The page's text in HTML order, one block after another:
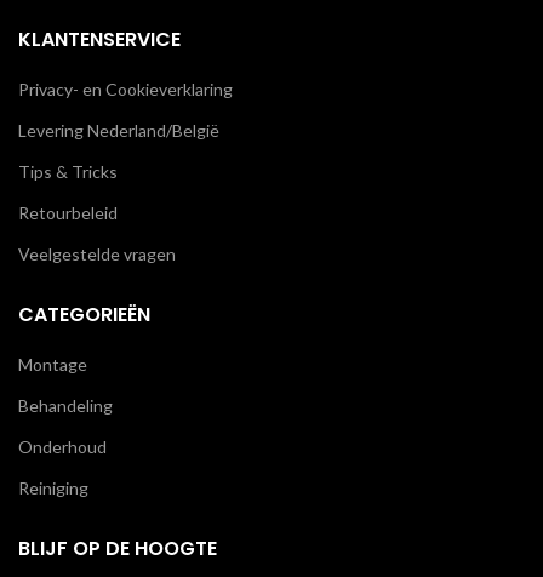
KLANTENSERVICE
Privacy- en Cookieverklaring
Levering Nederland/België
Tips & Tricks
Retourbeleid
Veelgestelde vragen
CATEGORIEËN
Montage
Behandeling
Onderhoud
Reiniging
BLIJF OP DE HOOGTE